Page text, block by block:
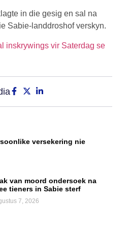
in die gesig en sal na
Sabie-landdroshof verskyn.
inskrywings vir Saterdag se
versekering nie
van moord ondersoek na
tieners in Sabie sterf
7, 2026